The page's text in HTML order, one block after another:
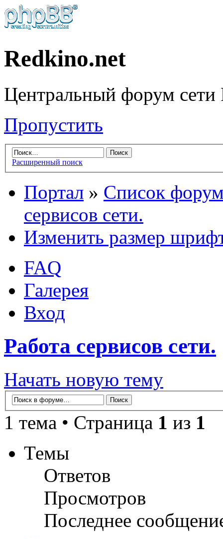
Redkino.net
Центральный форум сети
Пропустить
Расширенный поиск
Портал » Список
сервисов сети.
Изменить размер
FAQ
Галерея
Вход
Работа сервисов сети.
Начать новую тему
1 тема • Страница 1 из 1
Темы
Ответов
Просмотров
Последнее